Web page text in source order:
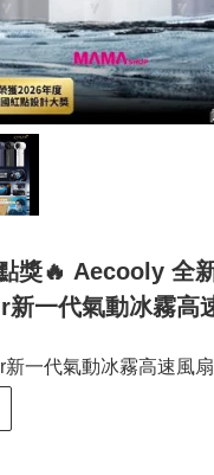
獎🔥 Aecooly 全
一代氣動冰霧高
一代氣動冰霧高速風扇